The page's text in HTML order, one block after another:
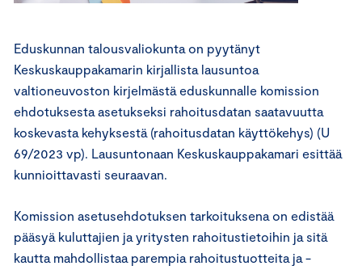
Eduskunnan talousvaliokunta on pyytänyt
Keskuskauppakamarin kirjallista lausuntoa
valtioneuvoston kirjelmästä eduskunnalle komission
ehdotuksesta asetukseksi rahoitusdatan saatavuutta
koskevasta kehyksestä (rahoitusdatan käyttökehys) (U
69/2023 vp). Lausuntonaan Keskuskauppakamari esittää
kunnioittavasti seuraavan.
Komission asetusehdotuksen tarkoituksena on edistää
pääsyä kuluttajien ja yritysten rahoitustietoihin ja sitä
kautta mahdollistaa parempia rahoitustuotteita ja -